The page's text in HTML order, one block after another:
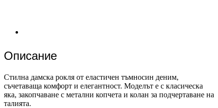
Описание
Стилна дамска рокля от еластичен тъмносин деним,
съчетаваща комфорт и елегантност. Моделът е с класическа
яка, закопчаване с метални копчета и колан за подчертаване на
талията.